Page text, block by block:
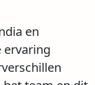
en
ervaring